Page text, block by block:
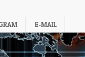
E-MAIL